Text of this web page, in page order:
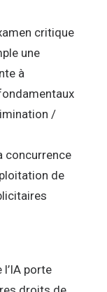
critique
une
à
/
concurrence
de
porte